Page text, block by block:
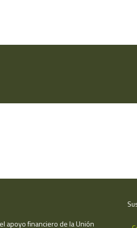
apoyo financiero de la Unión